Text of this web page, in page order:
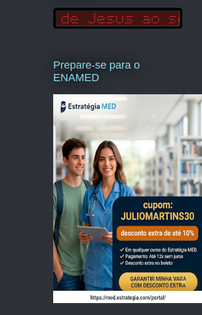
Prepare-se para o
ENAMED